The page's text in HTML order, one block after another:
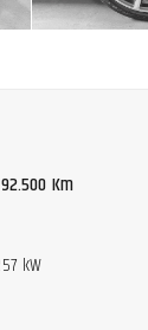
92.500 Km
kW